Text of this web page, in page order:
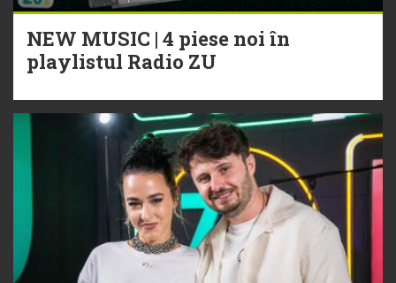
NEW MUSIC | 4 piese noi în
playlistul Radio ZU